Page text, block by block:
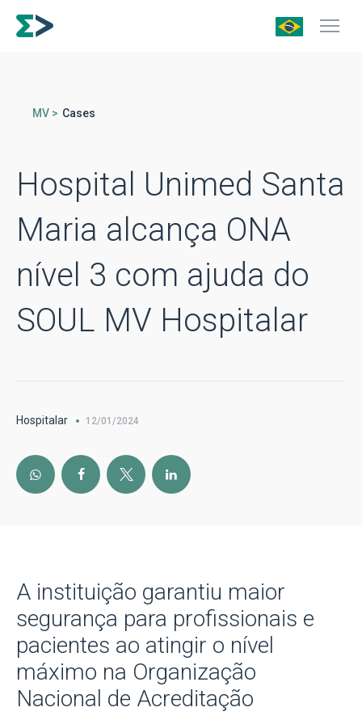
MV > Cases
Hospital Unimed Santa
Maria alcança ONA
nível 3 com ajuda do
SOUL MV Hospitalar
Hospitalar 12/01/2024
A instituição garantiu maior
segurança para profissionais e
pacientes ao atingir o nível
máximo na Organização
Nacional de Acreditação